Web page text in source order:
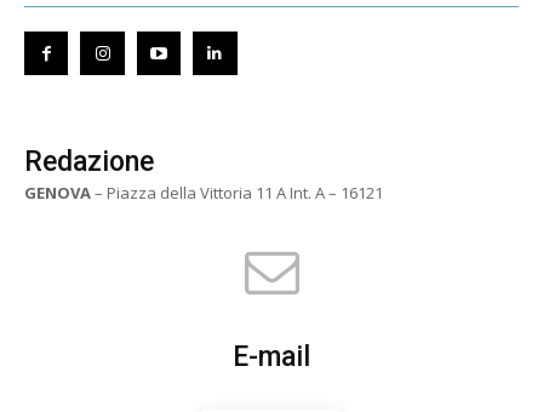
Redazione
GENOVA– Piazza della Vittoria 11 A Int. A – 16121
E-mail